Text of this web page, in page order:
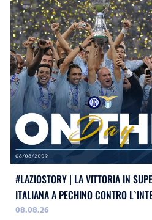
#LAZIOSTORY | LA VITTORIA IN
ITALIANA A PECHINO CONTRO
08.08.26